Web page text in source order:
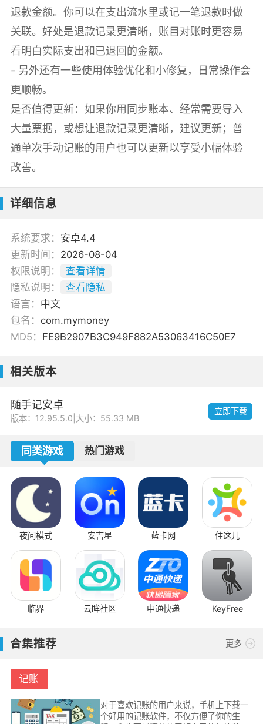
退款金额。你可以在支出流水里或记一笔退款时做
关联。好处是退款记录更清晰，账目对账时更容易
看明白实际支出和已退回的金额。
- 另外还有一些使用体验优化和小修复，日常操作会
更顺畅。
是否值得更新：如果你用同步账本、经常需要导入
大量票据，或想让退款记录更清晰，建议更新；普
通单次手动记账的用户也可以更新以享受小幅体验
改善。
详细信息
系统要求： 安卓4.4
更新时间： 2026-08-04
权限说明：
查看详情
隐私说明：
查看隐私
语言： 中文
包名： com.mymoney
MD5： FE9B2907B3C949F882A53063416C50E7
相关版本
随手记安卓
版本：12.95.5.0 大小：55.33 MB
立即下载
同类游戏 热门游戏
夜间模式 安吉星 蓝卡网 住这儿
临界 云眸社区 中通快递 KeyFree
合集推荐 更多
记账
对于喜欢记账的用户来说，手机上下载一
个好用的记账软件，不仅方便了你的生